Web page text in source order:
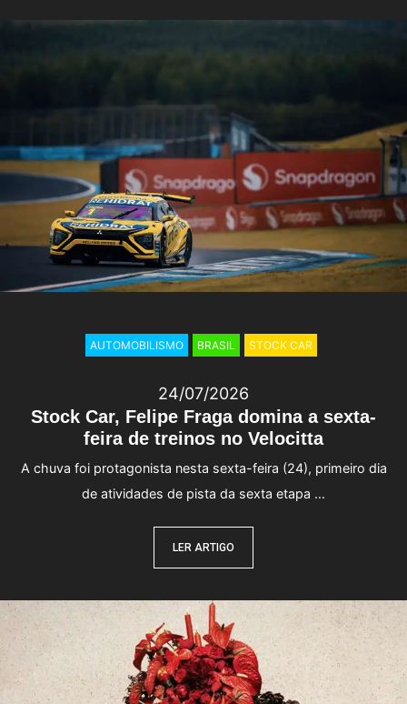
Stock Car, Felipe Fraga domina a sexta-
feira de treinos no Velocitta
24/07/2026
A chuva foi protagonista nesta sexta-feira (24), primeiro dia
de atividades de pista da sexta etapa …
LER ARTIGO
AUTOMOBILISMO BRASIL STOCK CAR